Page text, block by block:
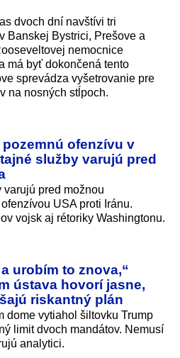
dvoch dní navštívi tri
Banskej Bystrici, Prešove a
nemocnice
má byť dokončená tento
sprevádza vyšetrovanie pre
na nosných stĺpoch.
ofenzívu v
služby varujú pred
varujú pred možnou
USA proti Iránu.
vojsk aj rétoriky Washingtonu.
urobím to znova,“
ústava hovorí jasne,
riskantný plán
dome vytiahol šiltovku Trump
limit dvoch mandátov. Nemusí
analytici.